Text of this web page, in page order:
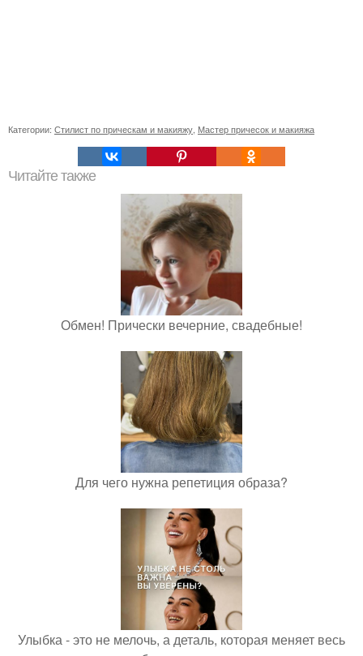
Категории: Стилист по прическам и макияжу Мастер причесок и макияжа
Читайте также
Обмен! Прически вечерние, свадебные!
Для чего нужна репетиция образа?
Улыбка - это не мелочь, а деталь, которая меняет весь